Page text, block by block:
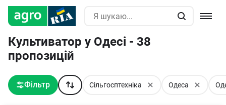
Культиватор у Одесі - 38
пропозицій
Фільтр Сільгосптехніка Одеса